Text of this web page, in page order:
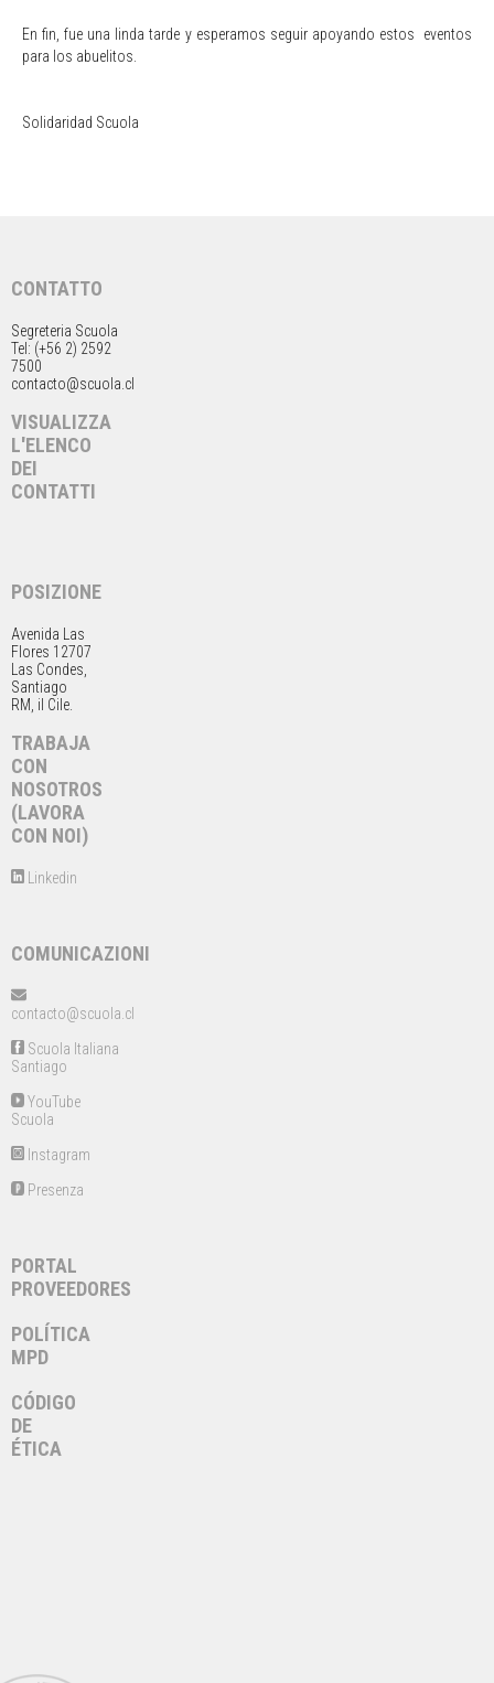
En fin, fue una linda tarde y esperamos seguir apoyando estos eventos
para los abuelitos.
Solidaridad Scuola
CONTATTO
Segreteria Scuola
Tel: (+56 2) 2592
7500
contacto@scuola.cl
VISUALIZZA
L'ELENCO
DEI
CONTATTI
POSIZIONE
Avenida Las
Flores 12707
Las Condes,
Santiago
RM, il Cile.
TRABAJA
CON
NOSOTROS
(LAVORA
CON NOI)
Linkedin
COMUNICAZIONI
contacto@scuola.cl
Scuola Italiana
Santiago
YouTube
Scuola
Instagram
Presenza
PORTAL
PROVEEDORES
POLÍTICA
MPD
CÓDIGO
DE
ÉTICA